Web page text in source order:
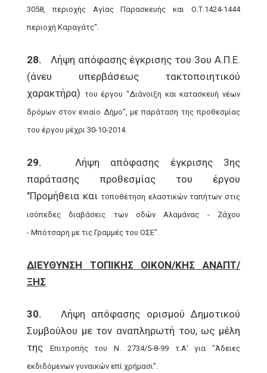
3058, περιοχής Αγίας Παρασκευής και Ο.Τ.1424-1444
περιοχή Καραγάτς".
28. Λήψη απόφασης έγκρισης του 3ου Α.Π.Ε.
(άνευ υπερβάσεως τακτοποιητικού
χαρακτήρα) του έργου "Διάνοιξη και κατασκευή νέων
δρόμων στον ενιαίο Δήμο", με παράταση τηςπροθεσμίας
του έργου μέχρι 30-10-2014.
29. Λήψη απόφασης έγκρισης 3ης
παράτασης προθεσμίας του έργου
"Προμήθεια καιτοποθέτηση ελαστικών ταπήτων στις
ισόπεδες διαβάσεις των οδών Αλαμάνας - Ζάχου
- Μπότσαρη με τις Γραμμές του ΟΣΕ".
ΔΙΕΥΘΥΝΣΗ ΤΟΠΙΚΗΣ ΟΙΚΟΝ/ΚΗΣ ΑΝΑΠΤ/
ΞΗΣ
30. Λήψη απόφασης ορισμού Δημοτικού
Συμβούλου με τον αναπληρωτή του, ως μέλη
της
Επιτροπής του Ν. 2734/5-8-99 τ.Α' για "Άδειες
εκδιδόμενων γυναικών επί χρήμασι".